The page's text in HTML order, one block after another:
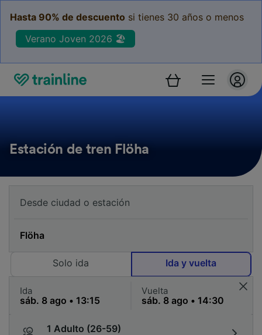
Hasta 90% de descuento si tienes 30 años o menos
Verano Joven 2026 🏖️
Estación de tren Flöha
Solo ida Ida y vuelta
Ida Vuelta
1 Adulto (26-59)